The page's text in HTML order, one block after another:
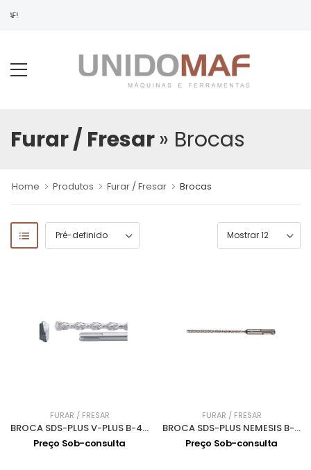
Furar / Fresar» Brocas
Home Produtos Furar / Fresar Brocas
FURAR / FRESAR
BROCA SDS-PLUS V-PLUS B-47313 - 5,5 x 210
Preço Sob-consulta
FURAR / FRESAR
BROCA SDS-PLUS NEMESIS B-57906 5 x 165
Preço Sob-consulta